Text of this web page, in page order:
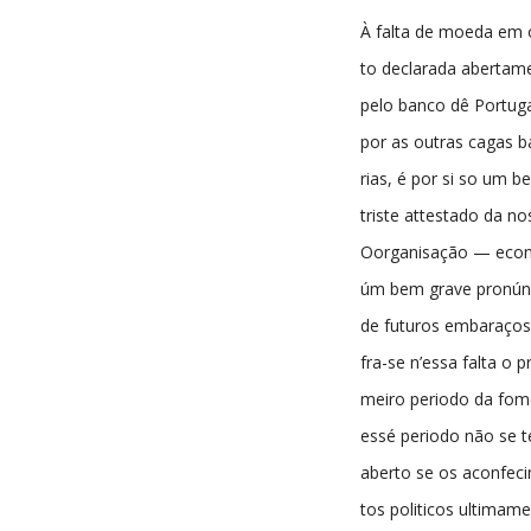
À falta de moeda em
to declarada
pelo banco dê
por as outras cagas
rias, é por si so um
triste attestado da
Oorganisação —
úm bem grave
de futuros
fra-se n’essa falta o
meiro periodo da
essé periodo não se
aberto se os
tos politicos